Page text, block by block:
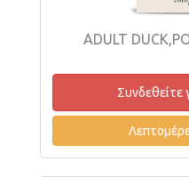
ADULT
Συνδεθείτε